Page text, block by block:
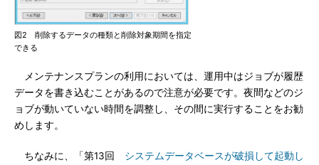
図2 削除するデータの種類と削除対象期間を指定
できる
メンテナンスプランの利用においては、運用中はジョブが履歴
データを書き込むことがあるので注意が必要です。夜間などのジ
ョブが動いていない時間を調整し、その間に実行することをお勧
めします。
ちなみに、「第13回 システムデータベースが破損して起動し